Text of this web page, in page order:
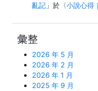
亂記 」於〈小說心得
彙整
2026 年 5 月
2026 年 2 月
2026 年 1 月
2025 年 9 月